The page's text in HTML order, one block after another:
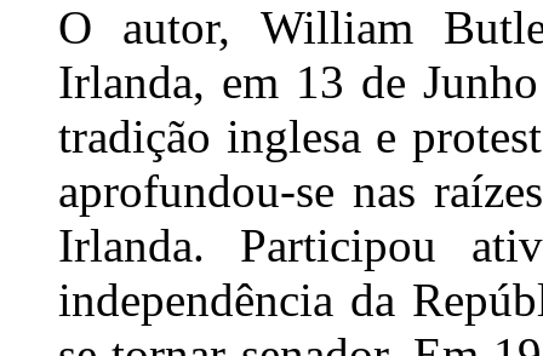
O autor, William
Irlanda, em 13 de
tradição inglesa e
aprofundou-se nas
Irlanda. Participou
independência da